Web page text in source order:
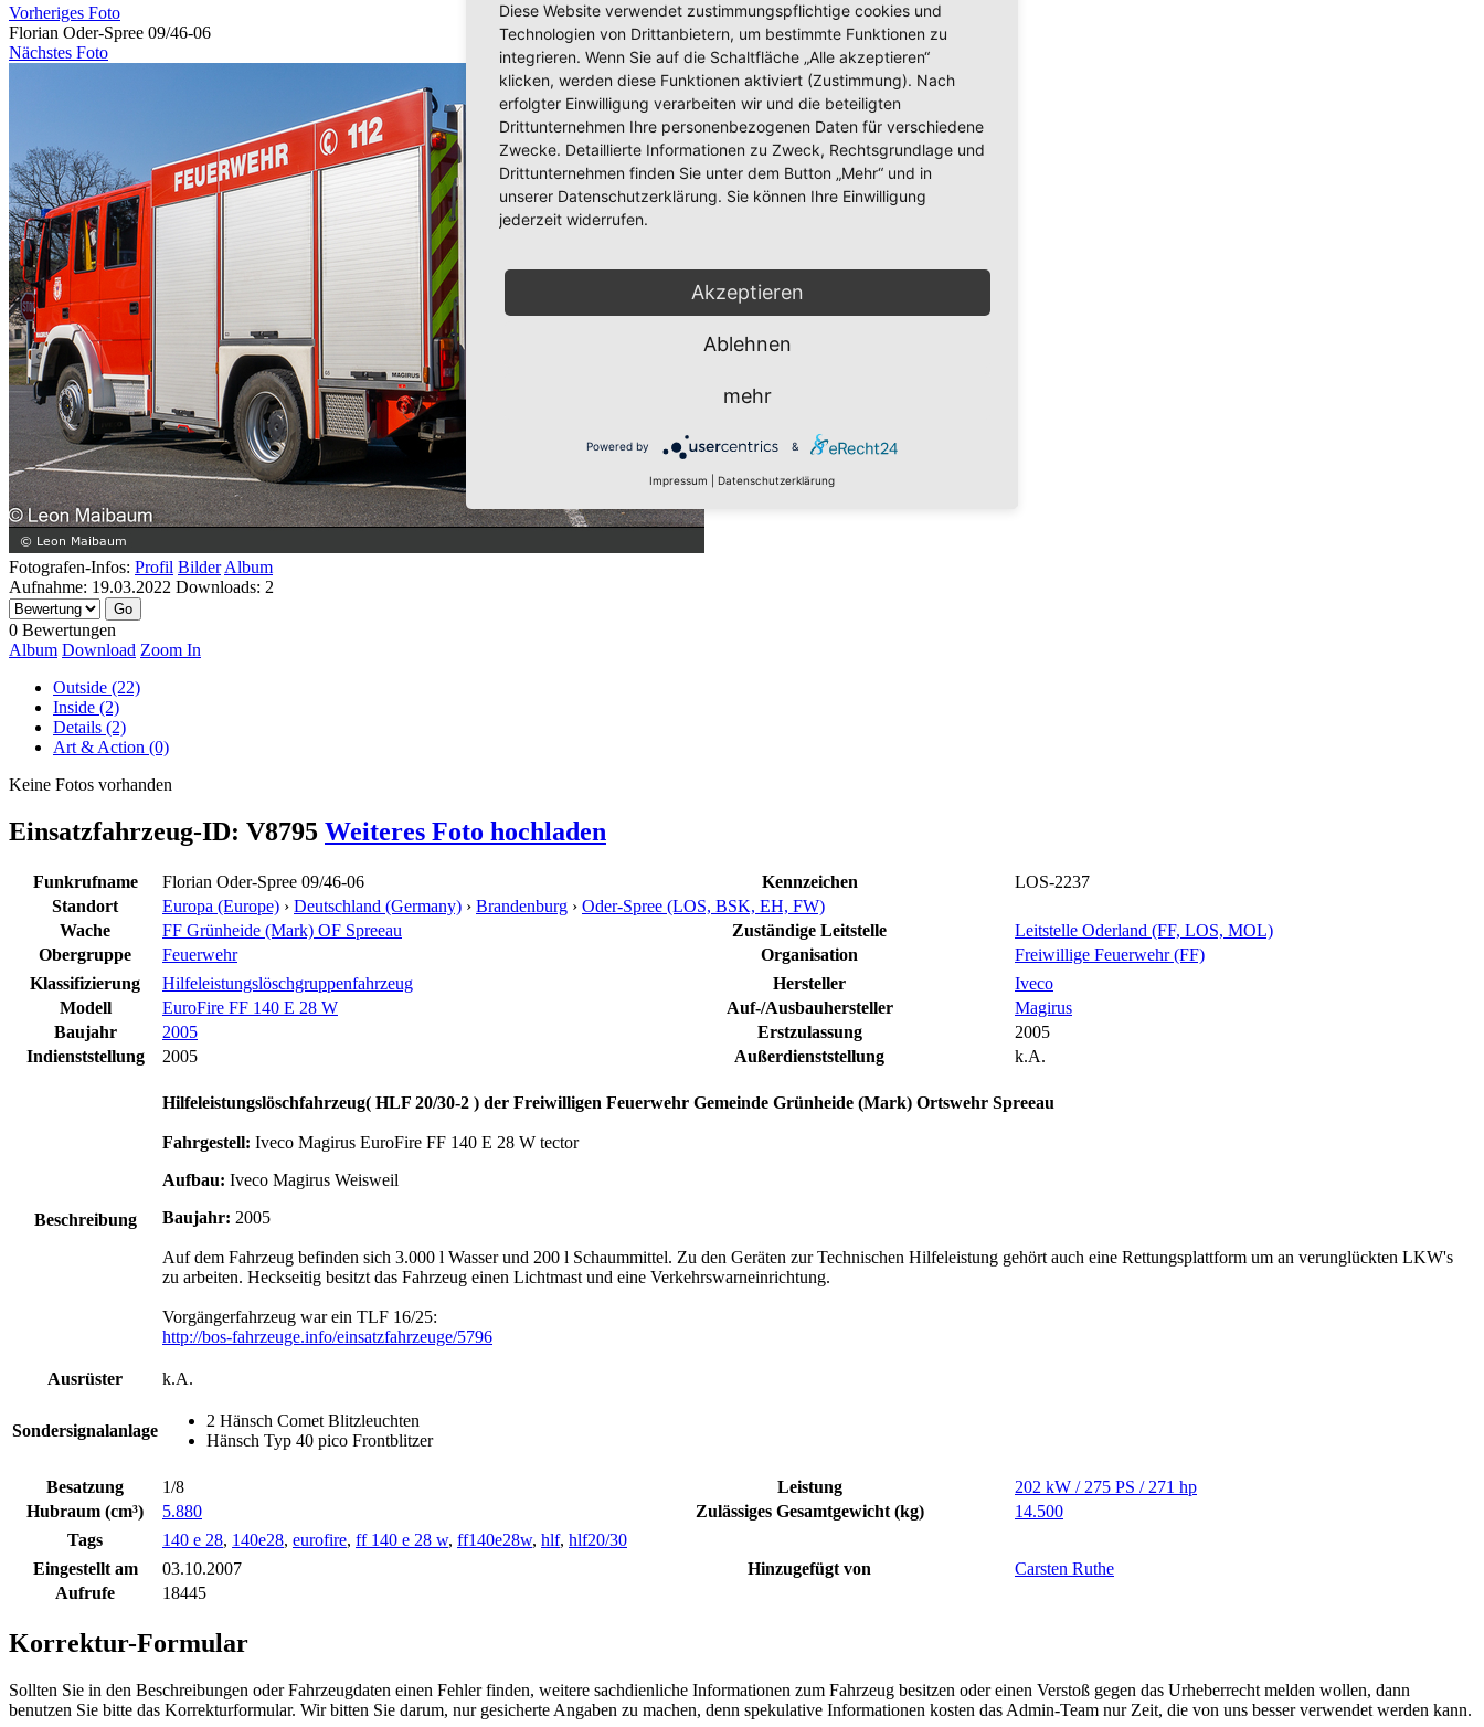
Vorheriges Foto
Florian Oder-Spree 09/46-06
Nächstes Foto
Fotografen-Infos: Profil Bilder Album
Aufnahme: 19.03.2022 Downloads: 2
0 Bewertungen
Album Download Zoom In
Outside (22)
Inside (2)
Details (2)
Art & Action (0)
Keine Fotos vorhanden
Einsatzfahrzeug-ID: V8795 Weiteres Foto hochladen
Funkrufname Florian Oder-Spree 09/46-06 Kennzeichen
LOS-2237
Standort
Europa (Europe) › Deutschland (Germany) › Brandenburg › Oder-Spree (LOS, BSK, EH, FW)
Wache
FF Grünheide (Mark) OF Spreeau Zuständige Leitstelle
Leitstelle Oderland (FF, LOS, MOL)
Obergruppe
Feuerwehr Organisation
Freiwillige Feuerwehr (FF)
Klassifizierung
Hilfeleistungslöschgruppenfahrzeug Hersteller
Iveco
Modell
EuroFire FF 140 E 28 W Auf-/Ausbauhersteller
Magirus
Baujahr
2005 Erstzulassung
2005
Indienststellung
2005 Außerdienststellung k.A.
Beschreibung
Hilfeleistungslöschfahrzeug( HLF 20/30-2 ) der Freiwilligen Feuerwehr Gemeinde Grünheide (Mark) Ortswehr Spreeau
Fahrgestell: Iveco Magirus EuroFire FF 140 E 28 W tector
Aufbau: Iveco Magirus Weisweil
Baujahr: 2005
Auf dem Fahrzeug befinden sich 3.000 l Wasser und 200 l Schaummittel. Zu den Geräten zur Technischen Hilfeleistung gehört auch eine Rettungsplattform um an verunglückten LKW's
zu arbeiten. Heckseitig besitzt das Fahrzeug einen Lichtmast und eine Verkehrswarneinrichtung.
Vorgängerfahrzeug war ein TLF 16/25:
http://bos-fahrzeuge.info/einsatzfahrzeuge/5796
Ausrüster k.A.
Sondersignalanlage
2 Hänsch Comet Blitzleuchten
Hänsch Typ 40 pico Frontblitzer
Besatzung 1/8 Leistung
202 kW / 275 PS / 271 hp
Hubraum (cm³)
5.880 Zulässiges Gesamtgewicht (kg)
14.500
Tags
140 e 28, 140e28, eurofire, ff 140 e 28 w, ff140e28w, hlf, hlf20/30
Eingestellt am
03.10.2007 Hinzugefügt von
Carsten Ruthe
Aufrufe
18445
Korrektur-Formular
Sollten Sie in den Beschreibungen oder Fahrzeugdaten einen Fehler finden, weitere sachdienliche Informationen zum Fahrzeug besitzen oder einen Verstoß gegen das Urheberrecht melden wollen, dann
benutzen Sie bitte das Korrekturformular. Wir bitten Sie darum, nur gesicherte Angaben zu machen, denn spekulative Informationen kosten das Admin-Team nur Zeit, die von uns besser verwendet werden kann.
Diese Website verwendet zustimmungspflichtige cookies und
Technologien von Drittanbietern, um bestimmte Funktionen zu
integrieren. Wenn Sie auf die Schaltfläche „Alle akzeptieren“
klicken, werden diese Funktionen aktiviert (Zustimmung). Nach
erfolgter Einwilligung verarbeiten wir und die beteiligten
Drittunternehmen Ihre personenbezogenen Daten für verschiedene
Zwecke. Detaillierte Informationen zu Zweck, Rechtsgrundlage und
Drittunternehmen finden Sie unter dem Button „Mehr“ und in
unserer Datenschutzerklärung. Sie können Ihre Einwilligung
jederzeit widerrufen.
Akzeptieren
Ablehnen
mehr
Powered by &
Impressum Datenschutzerklärung